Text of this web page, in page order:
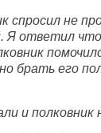
спросил не
Я ответил что
брать его
и полковник